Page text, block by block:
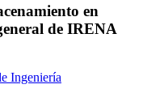
en
de IRENA
Ingeniería